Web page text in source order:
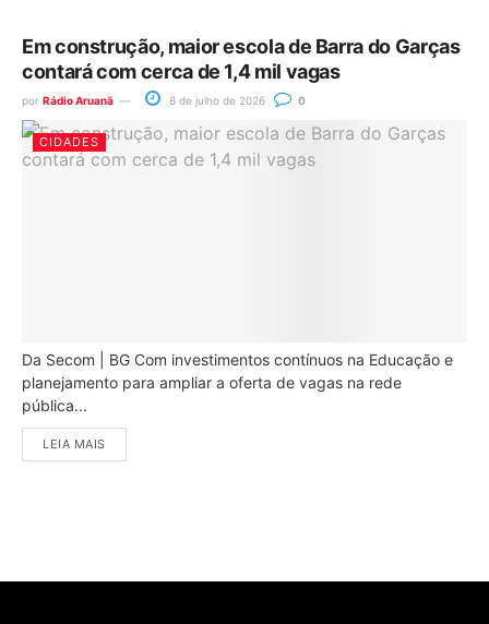
Em construção, maior escola de Barra do Garças
contará com cerca de 1,4 mil vagas
por Rádio Aruanã 8 de julho de 2026 0
CIDADES
Da Secom | BG Com investimentos contínuos na Educação e
planejamento para ampliar a oferta de vagas na rede
pública...
LEIA MAIS